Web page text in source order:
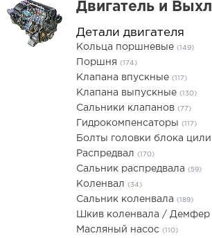
Двигатель и
Детали двигателя
Кольца поршневые (149)
Поршня (174)
Клапана впускные (117)
Клапана выпускные (130)
Сальники клапанов (77)
Гидрокомпенсаторы (117)
Болты головки блока
Распредвал (170)
Сальник распредвала (59)
Коленвал (34)
Сальник коленвала (189)
Шкив коленвала / Демфер
Масляный насос (110)